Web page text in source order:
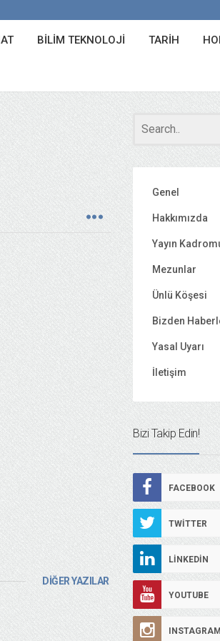
BILIM TEKNOLOJI TARIH
DİĞER YAZILAR
Genel
Hakkımızda
Yayın
Mezunlar
Ünlü Köşesi
Bizden
Yasal Uyarı
İletişim
Bizi Takip Edin!
FACEBOOK
TWITTER
LINKEDIN
YOUTUBE
INSTAGRAM